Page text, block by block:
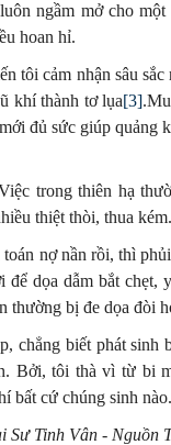
ngầm mở cho
hoan hỉ.
tôi cảm nhận sâu
khí thành tơ lụa[3]
đủ sức giúp quảng
trong thiên hạ
thiệt thòi, thua kém.
nợ nần rồi, thì
dọa dẫm bắt chẹt,
thường bị đe dọa đòi
chẳng biết phát sinh
Bởi, tôi thà vì từ bi
bất cứ chúng sinh nào.
Tinh Vân - Nguồn